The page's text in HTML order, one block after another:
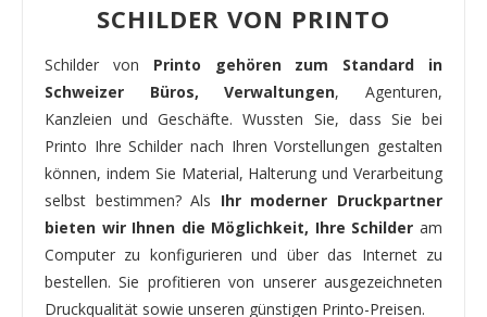
SCHILDER VON PRINTO
Schilder von Printo gehören zum Standard in
Schweizer Büros, Verwaltungen, Agenturen,
Kanzleien und Geschäfte. Wussten Sie, dass Sie bei
Printo Ihre Schilder nach Ihren Vorstellungen gestalten
können, indem Sie Material, Halterung und Verarbeitung
selbst bestimmen? Als Ihr moderner Druckpartner
bieten wir Ihnen die Möglichkeit, Ihre Schilder am
Computer zu konfigurieren und über das Internet zu
bestellen. Sie profitieren von unserer ausgezeichneten
Druckqualität sowie unseren günstigen Printo-Preisen.